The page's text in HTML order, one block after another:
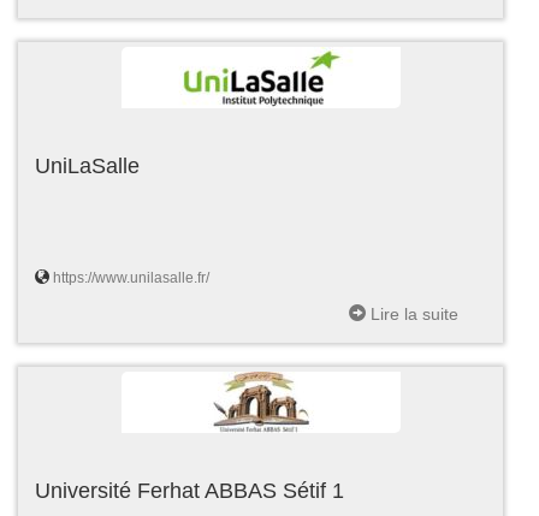
UniLaSalle
https://www.unilasalle.fr/
Lire la suite
Université Ferhat ABBAS Sétif 1